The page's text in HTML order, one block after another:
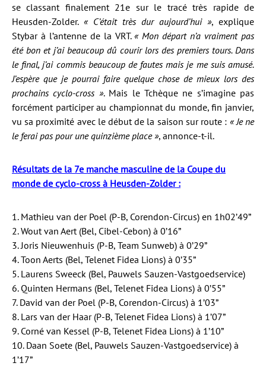
se classant finalement 21e sur le tracé très rapide de
Heusden-Zolder. « C’était très dur aujourd’hui », explique
Stybar à l’antenne de la VRT.« Mon départ n’a vraiment pas
été bon et j’ai beaucoup dû courir lors des premiers tours. Dans
le final, j’ai commis beaucoup de fautes mais je me suis amusé.
J’espère que je pourrai faire quelque chose de mieux lors des
prochains cyclo-cross ». Mais le Tchèque ne s’imagine pas
forcément participer au championnat du monde, fin janvier,
vu sa proximité avec le début de la saison sur route : « Je ne
le ferai pas pour une quinzième place », annonce-t-il.
Résultats de la 7e manche masculine de la Coupe du
monde de cyclo-cross à Heusden-Zolder :
1. Mathieu van der Poel (P-B, Corendon-Circus) en 1h02’49”
2. Wout van Aert (Bel, Cibel-Cebon) à 0’16”
3. Joris Nieuwenhuis (P-B, Team Sunweb) à 0’29”
4. Toon Aerts (Bel, Telenet Fidea Lions) à 0’35”
5. Laurens Sweeck (Bel, Pauwels Sauzen-Vastgoedservice)
6. Quinten Hermans (Bel, Telenet Fidea Lions) à 0’55”
7. David van der Poel (P-B, Corendon-Circus) à 1’03”
8. Lars van der Haar (P-B, Telenet Fidea Lions) à 1’07”
9. Corné van Kessel (P-B, Telenet Fidea Lions) à 1’10”
10. Daan Soete (Bel, Pauwels Sauzen-Vastgoedservice) à
1’17”